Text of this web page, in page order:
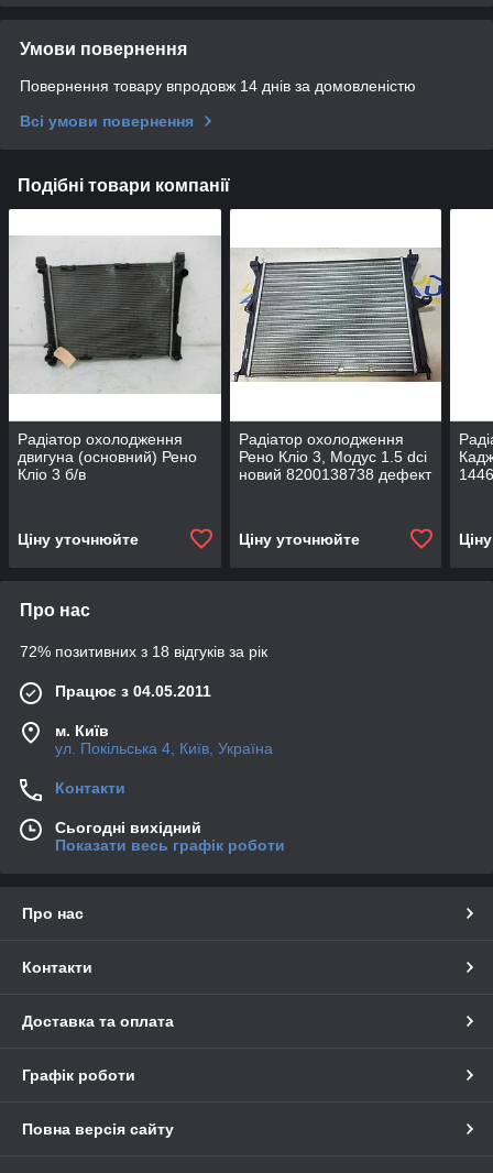
Умови повернення
Повернення товару впродовж 14 днів за домовленістю
Всі умови повернення
Подібні товари компанії
Радіатор охолодження
двигуна (основний) Рено
Кліо 3 б/в
Ціну уточнюйте
Радіатор охолодження
Рено Кліо 3, Модус 1.5 dci
новий 8200138738 дефект
Ціну уточнюйте
Про нас
72% позитивних з 18 відгуків за рік
Працює з 04.05.2011
м. Київ
ул. Покільська 4, Київ, Україна
Контакти
Сьогодні вихідний
Показати весь графік роботи
Про нас
Контакти
Доставка та оплата
Графік роботи
Повна версія сайту